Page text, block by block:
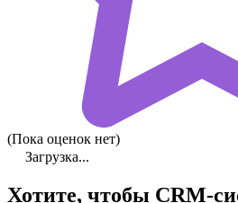
(Пока оценок нет)
Загрузка...
Хотите, чтобы СRM-